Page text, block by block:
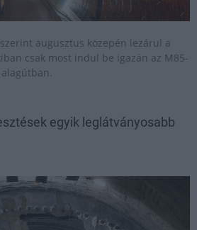
augusztus közepén lezárul a
csak most indul be igazán az M85-
egyik leglátványosabb